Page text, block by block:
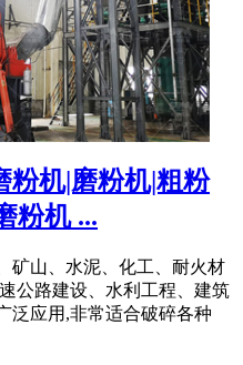
粉机|磨粉机|粗粉
粉机 ...
矿山、水泥、化工、耐火材
公路建设、水利工程、建筑
泛应用,非常适合破碎各种